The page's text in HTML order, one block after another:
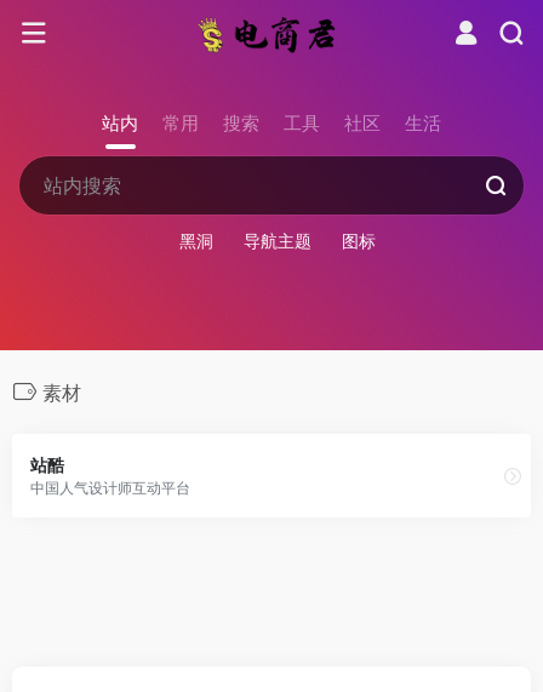
站内 常用 搜索 工具 社区 生活
黑洞 导航主题 图标
素材
站酷
中国人气设计师互动平台